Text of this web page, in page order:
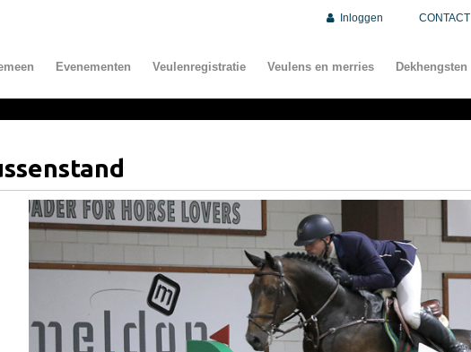
Inloggen CONTACT
Evenementen Veulenregistratie Veulens en merries Dekhengsten